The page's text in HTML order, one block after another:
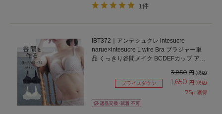
1件
IBT372｜アンテシュクレ intesucre
narue×intesucre L wire Bra ブラジャー単
品 くっきり谷間メイク BCDEFカップ アン
3,850 円(税込)
プライスダウン 1,650 円 (税込)
75pt獲得